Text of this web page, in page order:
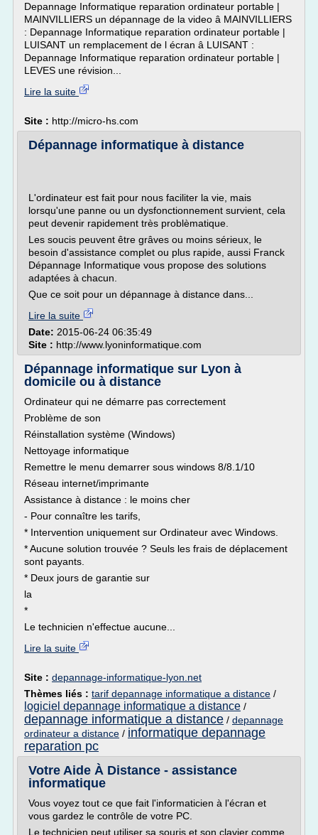
Depannage Informatique reparation ordinateur portable |
MAINVILLIERS un dépannage de la video â MAINVILLIERS
: Depannage Informatique reparation ordinateur portable |
LUISANT un remplacement de l écran â LUISANT :
Depannage Informatique reparation ordinateur portable |
LEVES une révision...
Lire la suite
Site : http://micro-hs.com
Dépannage informatique à distance
L'ordinateur est fait pour nous faciliter la vie, mais
lorsqu'une panne ou un dysfonctionnement survient, cela
peut devenir rapidement très problèmatique.
Les soucis peuvent être grâves ou moins sérieux, le
besoin d'assistance complet ou plus rapide, aussi Franck
Dépannage Informatique vous propose des solutions
adaptées à chacun.
Que ce soit pour un dépannage à distance dans...
Lire la suite
Date: 2015-06-24 06:35:49
Site : http://www.lyoninformatique.com
Dépannage informatique sur Lyon à
domicile ou à distance
Ordinateur qui ne démarre pas correctement
Problème de son
Réinstallation système (Windows)
Nettoyage informatique
Remettre le menu demarrer sous windows 8/8.1/10
Réseau internet/imprimante
Assistance à distance : le moins cher
- Pour connaître les tarifs,
* Intervention uniquement sur Ordinateur avec Windows.
* Aucune solution trouvée ? Seuls les frais de déplacement
sont payants.
* Deux jours de garantie sur
la
*
Le technicien n'effectue aucune...
Lire la suite
Site : depannage-informatique-lyon.net
Thèmes liés : tarif depannage informatique a distance /
logiciel depannage informatique a distance /
depannage informatique a distance / depannage
ordinateur a distance / informatique depannage
reparation pc
Votre Aide À Distance - assistance
informatique
Vous voyez tout ce que fait l'informaticien à l'écran et
vous gardez le contrôle de votre PC.
Le technicien peut utiliser sa souris et son clavier comme